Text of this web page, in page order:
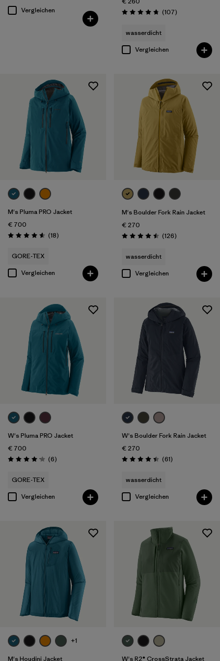
Vergleichen
Bewertung: 4.7 / 5
(107Rezensionen
)
wasserdicht
Vergleichen
M's Pluma PRO Jacket
€ 700
Bewertung: 4.6 / 5
(18Rezensionen
)
GORE-TEX
Vergleichen
M's Boulder Fork Rain Jacket
€ 270
Bewertung: 4.5 / 5
(126Rezensionen
)
wasserdicht
Vergleichen
W's Pluma PRO Jacket
€ 700
Bewertung: 4.2 / 5
(6Rezensionen
)
GORE-TEX
Vergleichen
W's Boulder Fork Rain Jacket
€ 270
Bewertung: 4.4 / 5
(61Rezensionen
)
wasserdicht
Vergleichen
+1
M's Houdini Jacket
W's R2® CrossStrata Jacket